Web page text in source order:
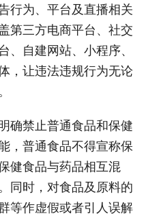
行为、平台及直播相关
第三方电商平台、社交
、自建网站、小程序、
，让违法违规行为无论
确禁止普通食品和保健
，普通食品不得宣称保
健食品与药品相互混
同时，对食品及原料的
等作虚假或者引人误解